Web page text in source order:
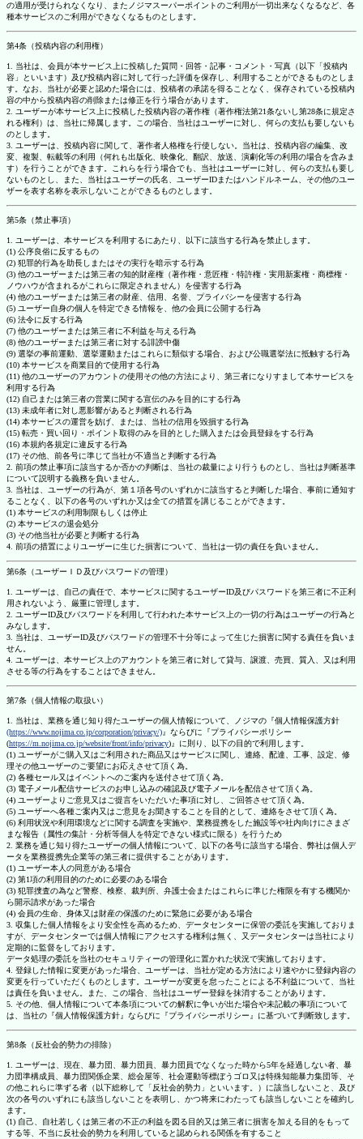
の適用が受けられなくなり、またノジマスーパーポイントのご利用が一切出来なくなるなど、各
種本サービスのご利用ができなくなるものとします。
第4条（投稿内容の利用権）
1. 当社は、会員が本サービス上に投稿した質問・回答・記事・コメント・写真（以下「投稿内
容」といいます）及び投稿内容に対して行った評価を保存し、利用することができるものとしま
す。なお、当社が必要と認めた場合には、投稿者の承諾を得ることなく、保存されている投稿内
容の中から投稿内容の削除または修正を行う場合があります。
2. ユーザーが本サービス上に投稿した投稿内容の著作権（著作権法第21条ないし第28条に規定さ
れる権利）は、当社に帰属します。この場合、当社はユーザーに対し、何らの支払も要しないも
のとします。
3. ユーザーは、投稿内容に関して、著作者人格権を行使しない。当社は、投稿内容の編集、改
変、複製、転載等の利用（何れも出版化、映像化、翻訳、放送、演劇化等の利用の場合を含みま
す）を行うことができます。これらを行う場合でも、当社はユーザーに対し、何らの支払も要し
ないものとし、また、当社はユーザーの氏名、ユーザーIDまたはハンドルネーム、その他のユー
ザーを表す名称を表示しないことができるものとします。
第5条（禁止事項）
1. ユーザーは、本サービスを利用するにあたり、以下に該当する行為を禁止します。
(1) 公序良俗に反するもの
(2) 犯罪的行為を助長しまたはその実行を暗示する行為
(3) 他のユーザーまたは第三者の知的財産権（著作権・意匠権・特許権・実用新案権・商標権・
ノウハウが含まれるがこれらに限定されません）を侵害する行為
(4) 他のユーザーまたは第三者の財産、信用、名誉、プライバシーを侵害する行為
(5) ユーザー自身の個人を特定できる情報を、他の会員に公開する行為
(6) 法令に反する行為
(7) 他のユーザーまたは第三者に不利益を与える行為
(8) 他のユーザーまたは第三者に対する誹謗中傷
(9) 選挙の事前運動、選挙運動またはこれらに類似する場合、および公職選挙法に抵触する行為
(10) 本サービスを商業目的で使用する行為
(11) 他のユーザーのアカウントの使用その他の方法により、第三者になりすまして本サービスを
利用する行為
(12) 自己または第三者の営業に関する宣伝のみを目的にする行為
(13) 未成年者に対し悪影響があると判断される行為
(14) 本サービスの運営を妨げ、または、当社の信用を毀損する行為
(15) 転売・買い回り・ポイント取得のみを目的とした購入または会員登録をする行為
(16) 本規約各規定に違反する行為
(17) その他、前各号に準じて当社が不適当と判断する行為
2. 前項の禁止事項に該当するか否かの判断は、当社の裁量により行うものとし、当社は判断基準
について説明する義務を負いません。
3. 当社は、ユーザーの行為が、第１項各号のいずれかに該当すると判断した場合、事前に通知す
ることなく、以下の各号のいずれか又は全ての措置を講じることができます。
(1) 本サービスの利用制限もしくは停止
(2) 本サービスの退会処分
(3) その他当社が必要と判断する行為
4. 前項の措置によりユーザーに生じた損害について、当社は一切の責任を負いません。
第6条（ユーザーＩＤ及びパスワードの管理）
1. ユーザーは、自己の責任で、本サービスに関するユーザーID及びパスワードを第三者に不正利
用されないよう、厳重に管理します。
2. ユーザーID及びパスワードを利用して行われた本サービス上の一切の行為はユーザーの行為と
みなします。
3. 当社は、ユーザーID及びパスワードの管理不十分等によって生じた損害に関する責任を負いま
せん。
4. ユーザーは、本サービス上のアカウントを第三者に対して貸与、譲渡、売買、質入、又は利用
させる等の行為をすることはできません。
第7条（個人情報の取扱い）
1. 当社は、業務を通じ知り得たユーザーの個人情報について、ノジマの『個人情報保護方針
(https://www.nojima.co.jp/corporation/privacy/)』ならびに『プライバシーポリシー
(https://m.nojima.co.jp/website/front/info/privacy)』に則り、以下の目的で利用します。
(1) ユーザーがご購入又はご利用された商品又はサービスに関し、連絡、配達、工事、設定、修
理その他ユーザーのご要望にお応えさせて頂く為。
(2) 各種セール又はイベントへのご案内を送付させて頂く為。
(3) 電子メール配信サービスのお申し込みの確認及び電子メールを配信させて頂く為。
(4) ユーザーよりご意見又はご提言をいただいた事項に対し、ご回答させて頂く為。
(5) ユーザーへ各種ご案内又はご意見をお聞きすることを目的として、連絡をさせて頂く為。
(6) 利用状況や利用環境などに関する調査を実施や、業務提携をした施設等や社内向けにさまざ
まな報告（属性の集計・分析等個人を特定できない様式に限る）を行うため
2. 業務を通じ知り得たユーザーの個人情報について、以下の各号に該当する場合、弊社は個人デ
ータを業務提携先企業等の第三者に提供することがあります。
(1) ユーザー本人の同意がある場合
(2) 第1項の利用目的のために必要のある場合
(3) 犯罪捜査の為など警察、検察、裁判所、弁護士会またはこれらに準じた権限を有する機関か
ら開示請求があった場合
(4) 会員の生命、身体又は財産の保護のために緊急に必要がある場合
3. 収集した個人情報をより安全性を高めるため、データセンターに保管の委託を実施しておりま
すが、データセンターでは個人情報にアクセスする権利は無く、又データセンターは当社により
定期的に監督をしております。
データ処理の委託を当社のセキュリティーの管理化に置かれた状況で実施しております。
4. 登録した情報に変更があった場合、ユーザーは、当社が定める方法により速やかに登録内容の
変更を行っていただくものとします。ユーザーが変更を怠ったことによる不利益について、当社
は責任を負いません。また、この場合、当社はユーザー登録を抹消することがあります。
5. その他、個人情報について本条項についての解釈に争いが出た場合や未記載の事項について
は、当社の『個人情報保護方針』ならびに『プライバシーポリシー』に基づいて判断致します。
第8条（反社会的勢力の排除）
1. ユーザーは、現在、暴力団、暴力団員、暴力団員でなくなった時から5年を経過しない者、暴
力団準構成員、暴力団関係企業、総会屋等、社会運動等標ぼうゴロ又は特殊知能暴力集団等、そ
の他これらに準ずる者（以下総称して「反社会的勢力」といいます。）に該当しないこと、及び
次の各号のいずれにも該当しないことを表明し、かつ将来にわたっても該当しないことを確約し
ます。
(1) 自己、自社若しくは第三者の不正の利益を図る目的又は第三者に損害を加える目的をもって
する等、不当に反社会的勢力を利用していると認められる関係を有すること